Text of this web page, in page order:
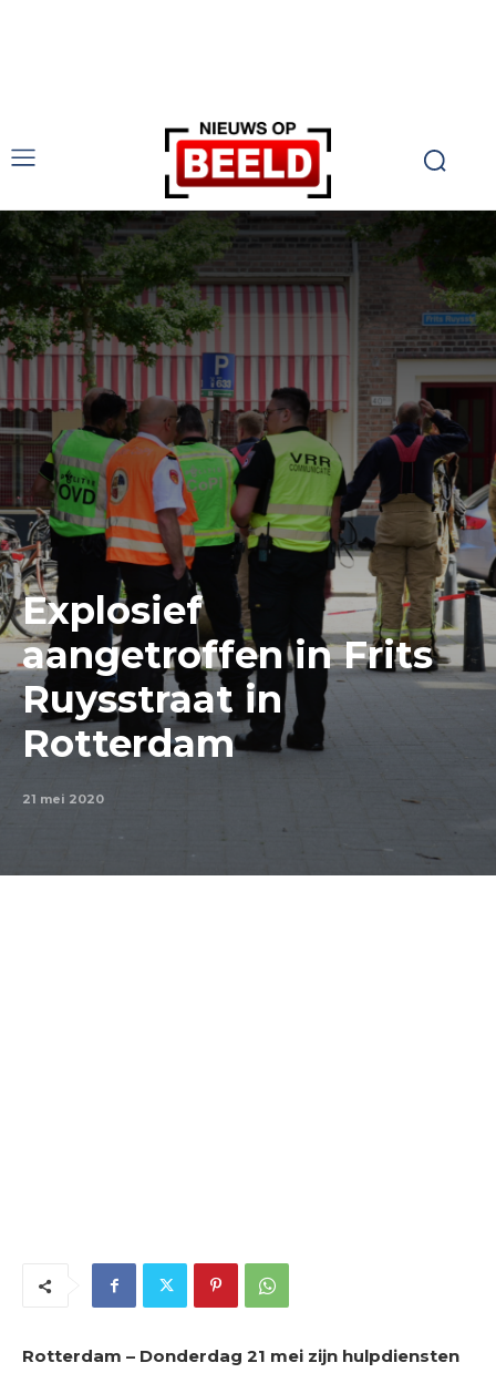
Explosief
aangetroffen in Frits
Ruysstraat in
Rotterdam
21 mei 2020
Rotterdam – Donderdag 21 mei zijn hulpdiensten